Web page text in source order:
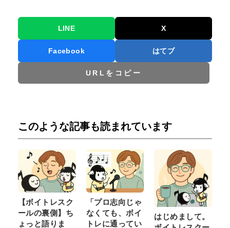
LINE X
Facebook はてブ
URLをコピー
このような記事も読まれています
【ボイトレスク
ールの裏側】ち
ょっと語りま
「プロ志向じゃ
なくても、ボイ
トレに通ってい
はじめまして。